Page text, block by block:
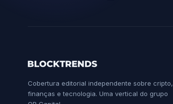
Cobertura editorial independente sobre cripto,
finanças e tecnologia. Uma vertical do grupo